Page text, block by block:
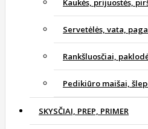
Kaukės, prijuostės,
Servetėlės, vata,
Rankšluosčiai,
Pedikiūro maišai,
SKYSČIAI, PREP, PRIMER